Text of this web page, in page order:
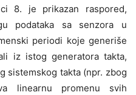
8. je prikazan raspored,
podataka sa senzora u
periodi koje generiše
iz istog generatora takta,
sistemskog takta (npr. zbog
linearnu promenu svih